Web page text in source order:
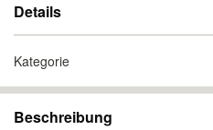
Details
Kategorie
Beschreibung